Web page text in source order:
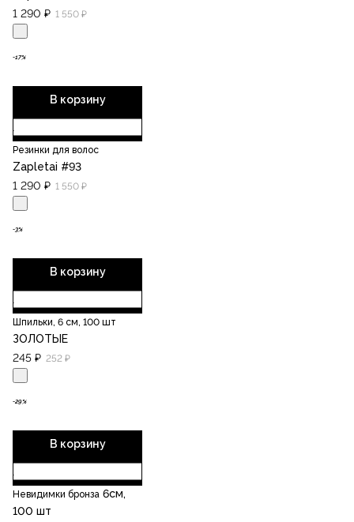
1 290 ₽ 1 550 ₽
-17%
В корзину
Резинки для волос
Zapletai #93
1 290 ₽ 1 550 ₽
-3%
В корзину
Шпильки, 6 см, 100 шт
ЗОЛОТЫЕ
245 ₽ 252 ₽
-29%
В корзину
Невидимки бронза 6см,
100 шт